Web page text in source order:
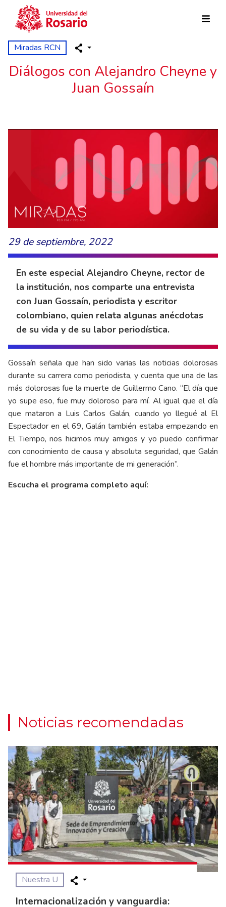
Pasar al contenido principal
Miradas RCN
Diálogos con Alejandro Cheyne y
Juan Gossaín
29 de septiembre, 2022
En este especial Alejandro Cheyne, rector de
la institución, nos comparte una entrevista
con Juan Gossaín, periodista y escritor
colombiano, quien relata algunas anécdotas
de su vida y de su labor periodística.
Gossaín señala que han sido varias las noticias dolorosas
durante su carrera como periodista, y cuenta que una de las
más dolorosas fue la muerte de Guillermo Cano. “El día que
yo supe eso, fue muy doloroso para mí. Al igual que el día
que mataron a Luis Carlos Galán, cuando yo llegué al El
Espectador en el 69, Galán también estaba empezando en
El Tiempo, nos hicimos muy amigos y yo puedo confirmar
con conocimiento de causa y absoluta seguridad, que Galán
fue el hombre más importante de mi generación”.
Escucha el programa completo aquí:
Noticias recomendadas
Nuestra U
Internacionalización y vanguardia: